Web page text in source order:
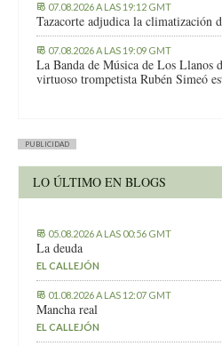
07.08.2026 A LAS 19:12 GMT
Tazacorte adjudica la climatización
07.08.2026 A LAS 19:09 GMT
La Banda de Música de Los Llanos
virtuoso trompetista Rubén Simeó
PUBLICIDAD
LO ÚLTIMO EN BLOGS
05.08.2026 A LAS 00:56 GMT
La deuda
EL CALLEJÓN
01.08.2026 A LAS 12:07 GMT
Mancha real
EL CALLEJÓN